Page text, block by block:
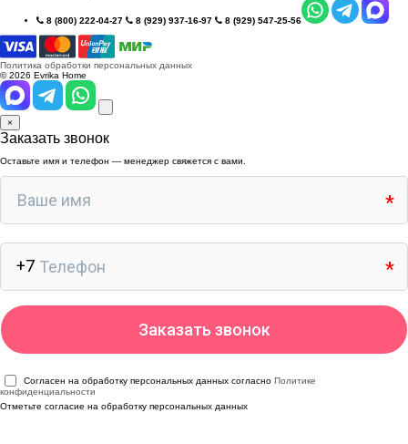
8 (800) 222-04-27 8 (929) 937-16-97 8 (929) 547-25-56
Политика обработки персональных данных
© 2026 Evrika Home
×
Заказать звонок
Оставьте имя и телефон — менеджер свяжется с вами.
Согласен на обработку персональных данных согласно Политике
конфиденциальности
Отметьте согласие на обработку персональных данных